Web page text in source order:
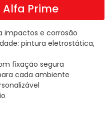
Alfa Prime
impactos e corrosão
pintura eletrostática,
fixação segura
cada ambiente